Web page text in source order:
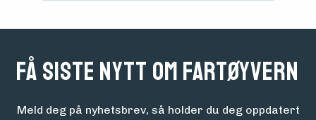
Få siste nytt om fartøyvern
Meld deg på nyhetsbrev, så holder du deg oppdatert